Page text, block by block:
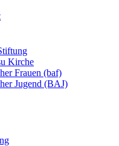
Kirche
Frauen (baf)
Jugend (BAJ)